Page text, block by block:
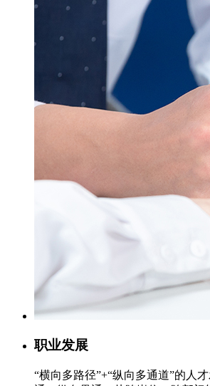
职业发展
“横向多路径”+“纵向多通道”的人